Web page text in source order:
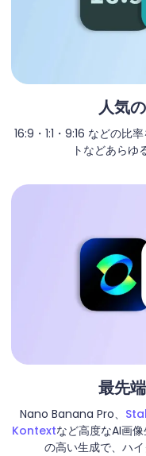
人気
16:9・1:1・9:16 などの比
トなどあらゆ
最先
Nano Banana Pro、
Kontextなど高度なAI画
の高い生成で、ハ